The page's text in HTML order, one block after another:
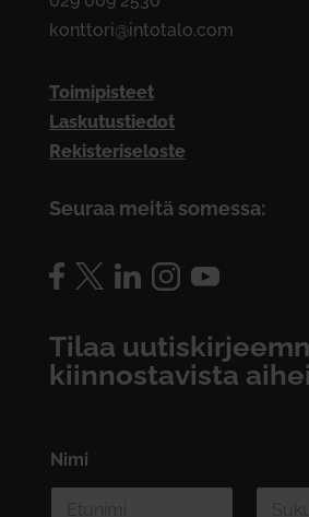
konttori@intotalo.com
Toimipisteet
Laskutustiedot
Rekisteriseloste
Seuraa meitä somessa:
Tilaa
kiinnostavista
Nimi *